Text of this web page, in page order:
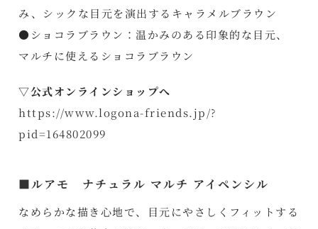
み、シックな目元を演出するキャラメルブラウン
●ショコラブラウン：温かみのある印象的な目元、
マルチに使えるショコラブラウン
▽公式オンラインショップへ
https://www.logona-friends.jp/?
pid=164802099
■ルアモ ナチュラル マルチ アイペンシル
なめらかな描き心地で、目元にやさしくフィットする